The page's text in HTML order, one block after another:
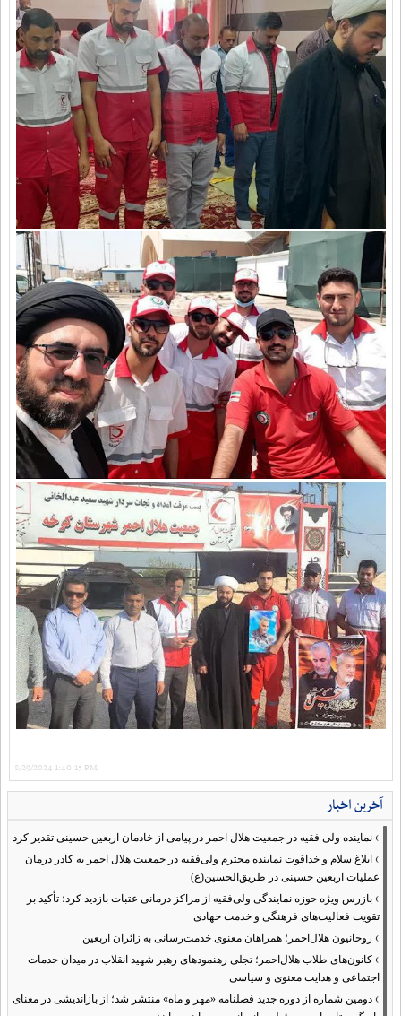
8/29/2024 1:40:15 PM
آخرین اخبار
› نماینده ولی فقیه در جمعیت هلال احمر در پیامی از خادمان اربعین حسینی تقدیر کرد
› ابلاغ سلام و خداقوت نماینده محترم ولی‌فقیه در جمعیت هلال احمر به کادر درمان
عملیات اربعین حسینی در طریق‌الحسین(ع)
› بازرس ویژه حوزه نمایندگی ولی‌فقیه از مراکز درمانی عتبات بازدید کرد؛ تأکید بر
تقویت فعالیت‌های فرهنگی و خدمت جهادی
› روحانیون هلال‌احمر؛ همراهان معنوی خدمت‌رسانی به زائران اربعین
› کانون‌های طلاب هلال‌احمر؛ تجلی رهنمودهای رهبر شهید انقلاب در میدان خدمات
اجتماعی و هدایت معنوی و سیاسی
› دومین شماره از دوره جدید فصلنامه «مهر و ماه» منتشر شد؛ از بازاندیشی در معنای